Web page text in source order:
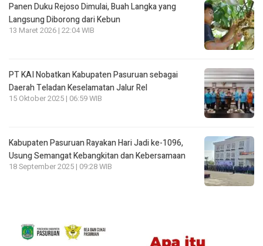
Panen Duku Rejoso Dimulai, Buah Langka yang
Langsung Diborong dari Kebun
13 Maret 2026 | 22:04 WIB
PT KAI Nobatkan Kabupaten Pasuruan sebagai
Daerah Teladan Keselamatan Jalur Rel
15 Oktober 2025 | 06:59 WIB
Kabupaten Pasuruan Rayakan Hari Jadi ke-1096,
Usung Semangat Kebangkitan dan Kebersamaan
18 September 2025 | 09:28 WIB